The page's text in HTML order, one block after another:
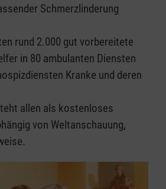
Schmerzlinderung
rund 2.000 gut vorbereitete
in 80 ambulanten Diensten
Kranke und deren
allen als kostenloses
von Weltanschauung,